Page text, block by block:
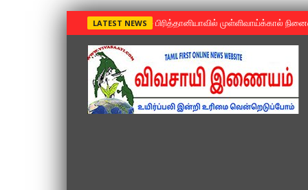
LATEST NEWS »பிரித்தானியாவில் முள்ளிவாய்க்கால்